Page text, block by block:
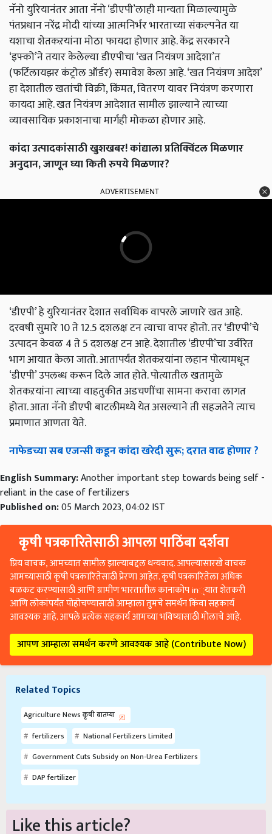
नॅनो युरियानंतर आता नॅनो ‘डीएपी’लाही मान्यता मिळाल्यामुळे
पंतप्रधान नरेंद्र मोदी यांच्या आत्मनिर्भर भारताच्या संकल्पनेत या
यशाचा शेतकऱयांना मोठा फायदा होणार आहे. केंद्र सरकारने
‘इफ्को’ने तयार केलेल्या डीएपीचा ‘खत नियंत्रण आदेशा’त
(फर्टिलायझर कंट्रोल ऑर्डर) समावेश केला आहे. ‘खत नियंत्रण आदेश’
हा देशातील खतांची विक्री, किंमत, वितरण यावर नियंत्रण करणारा
कायदा आहे. खत नियंत्रण आदेशात सामील झाल्याने त्याच्या
व्यावसायिक प्रकाशनाचा मार्गही मोकळा होणार आहे.
कांदा उत्पादकांसाठी खुशखबर! कांद्याला प्रतिक्विंटल मिळणार
अनुदान, जाणून घ्या किती रुपये मिळणार?
ADVERTISEMENT
‘डीएपी’ हे युरियानंतर देशात सर्वाधिक वापरले जाणारे खत आहे.
दरवषी सुमारे 10 ते 12.5 दशलक्ष टन त्याचा वापर होतो. तर ‘डीएपी’चे
उत्पादन केवळ 4 ते 5 दशलक्ष टन आहे. देशातील ‘डीएपी’चा उर्वरित
भाग आयात केला जातो. आतापर्यंत शेतकऱयांना लहान पोत्यामधून
‘डीएपी’ उपलब्ध करून दिले जात होते. पोत्यातील खतामुळे
शेतकऱयांना त्याच्या वाहतुकीत अडचणींचा सामना करावा लागत
होता. आता नॅनो डीएपी बाटलीमध्ये येत असल्याने ती सहजतेने त्याच
प्रमाणात आणता येते.
नाफेडच्या सब एजन्सी कडून कांदा खरेदी सुरू; दरात वाढ होणार ?
English Summary:Another important step towards being self -
reliant in the case of fertilizers
Published on:05 March 2023, 04:02 IST
कृषी पत्रकारितेसाठी आपला पाठिंबा दर्शवा
प्रिय वाचक, आमच्यात सामील झाल्याबद्दल धन्यवाद. आपल्यासारखे वाचक
आमच्यासाठी कृषी पत्रकारितेसाठी प्रेरणा आहेत. कृषी पत्रकारितेला अधिक
बळकट करण्यासाठी आणि ग्रामीण भारतातील कानाकोप in्यात शेतकरी
आणि लोकांपर्यंत पोहोचण्यासाठी आम्हाला तुमचे समर्थन किंवा सहकार्य
आवश्यक आहे. आपले प्रत्येक सहकार्य आमच्या भविष्यासाठी मोलाचे आहे.
आपण आम्हाला समर्थन करणे आवश्यक आहे (Contribute Now)
Related Topics
Agriculture News कृषी बातम्या
fertilizers
National Fertilizers Limited
Government Cuts Subsidy on Non-Urea Fertilizers
DAP fertilizer
Like this article?